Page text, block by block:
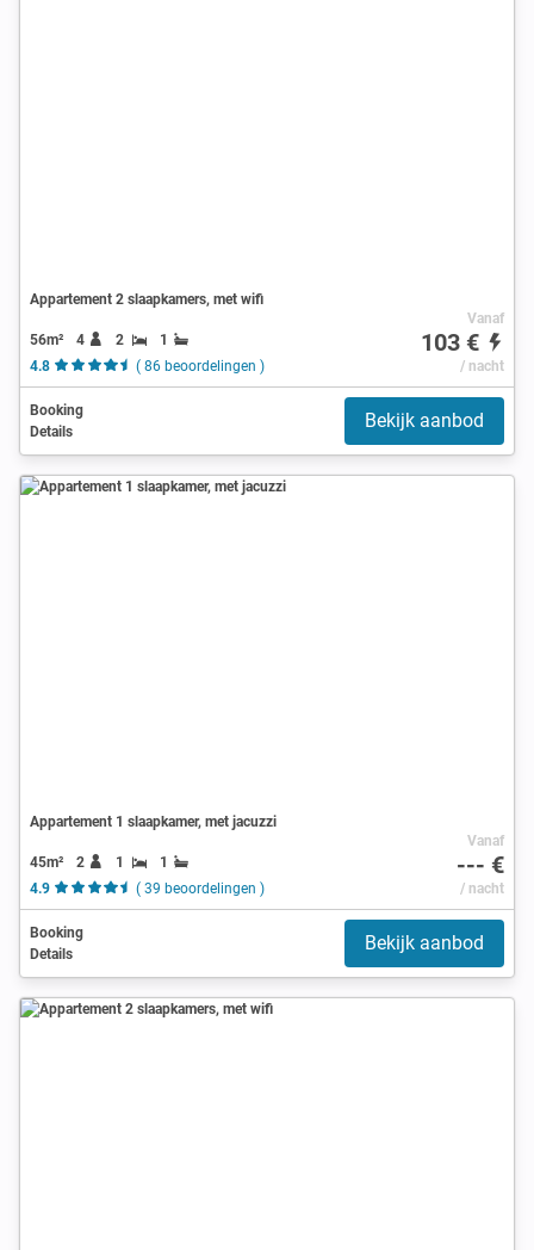
Appartement 2 slaapkamers, met wifi
56m² 4 2
1
4.8
( 86 beoordelingen )
Vanaf
103 €
/ nacht
Booking
Details
Bekijk aanbod
Appartement 1 slaapkamer, met jacuzzi
45m² 2 1
1
4.9
( 39 beoordelingen )
Vanaf
--- €
/ nacht
Booking
Details
Bekijk aanbod